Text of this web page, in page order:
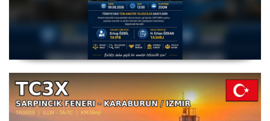
Amatör Telsizcilik Mevzuat Çalışması